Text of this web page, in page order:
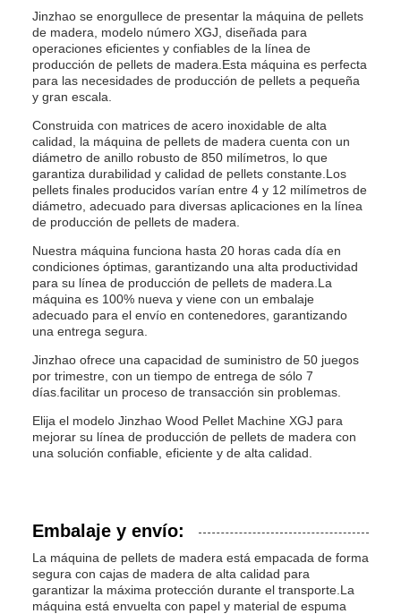
Jinzhao se enorgullece de presentar la máquina de pellets
de madera, modelo número XGJ, diseñada para
operaciones eficientes y confiables de la línea de
producción de pellets de madera.Esta máquina es perfecta
para las necesidades de producción de pellets a pequeña
y gran escala.
Construida con matrices de acero inoxidable de alta
calidad, la máquina de pellets de madera cuenta con un
diámetro de anillo robusto de 850 milímetros, lo que
garantiza durabilidad y calidad de pellets constante.Los
pellets finales producidos varían entre 4 y 12 milímetros de
diámetro, adecuado para diversas aplicaciones en la línea
de producción de pellets de madera.
Nuestra máquina funciona hasta 20 horas cada día en
condiciones óptimas, garantizando una alta productividad
para su línea de producción de pellets de madera.La
máquina es 100% nueva y viene con un embalaje
adecuado para el envío en contenedores, garantizando
una entrega segura.
Jinzhao ofrece una capacidad de suministro de 50 juegos
por trimestre, con un tiempo de entrega de sólo 7
días.facilitar un proceso de transacción sin problemas.
Elija el modelo Jinzhao Wood Pellet Machine XGJ para
mejorar su línea de producción de pellets de madera con
una solución confiable, eficiente y de alta calidad.
Embalaje y envío:
La máquina de pellets de madera está empacada de forma
segura con cajas de madera de alta calidad para
garantizar la máxima protección durante el transporte.La
máquina está envuelta con papel y material de espuma